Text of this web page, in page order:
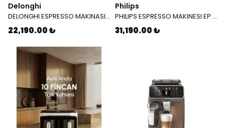
Delonghi
DELONGHI ESPRESSO MAKINASI MAGNIFICA START ECAM 220 60 B 42000624
22,190.00 ₺
Philips
PHILIPS ESPRESSO MAKINESI EP 4446/70 + DST 7510/80 UTU KOMBI
31,190.00 ₺